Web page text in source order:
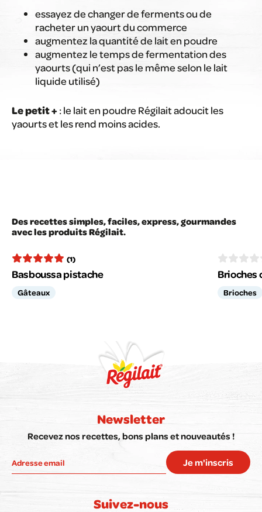
essayez de changer de ferments ou de
racheter un yaourt du commerce
augmentez la quantité de lait en poudre
augmentez le temps de fermentation des
yaourts (qui n’est pas le même selon le lait
liquide utilisé)
Le petit +: le lait en poudre Régilait adoucit les
yaourts et les rend moins acides.
Des recettes simples, faciles, express, gourmandes
avec les produits Régilait.
(1)
Basboussa pistache
Gâteaux
Brioches
Brioches
Newsletter
Recevez nos recettes, bons plans et nouveautés !
Je m'inscris
Suivez-nous